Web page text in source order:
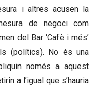
i altres acusen la
de negoci com
del Bar ‘Cafè i més’
(polítics). No és una
només a aquest
a l’igual que s’hauria